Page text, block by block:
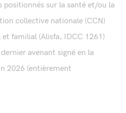
positionnés sur la santé et/ou la
collective nationale (CCN)
familial (Alisfa, IDCC 1261)
avenant signé en la
2026 (entièrement